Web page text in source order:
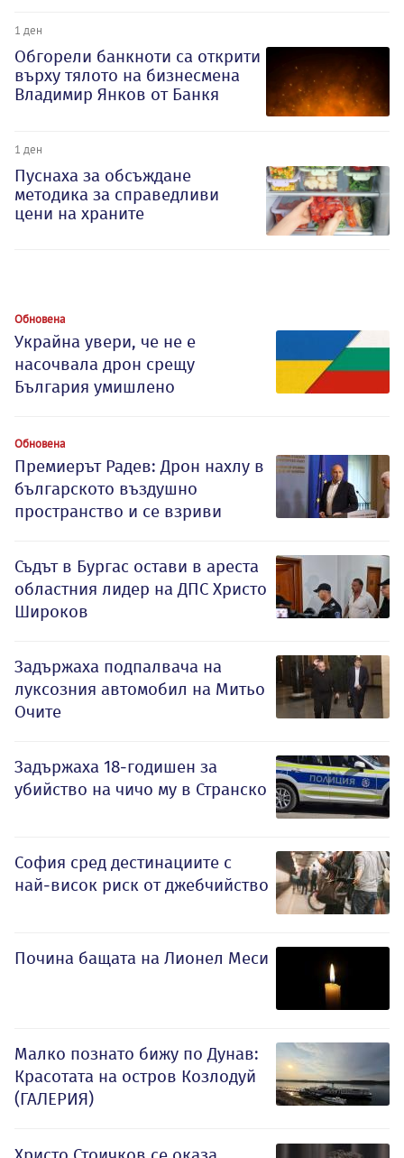
1 ден
Обгорели банкноти са открити
върху тялото на бизнесмена
Владимир Янков от Банкя
1 ден
Пуснаха за обсъждане
методика за справедливи
цени на храните
Обновена
Украйна увери, че не е
насочвала дрон срещу
България умишлено
Обновена
Премиерът Радев: Дрон нахлу в
българското въздушно
пространство и се взриви
Съдът в Бургас остави в ареста
областния лидер на ДПС Христо
Широков
Задържаха подпалвача на
луксозния автомобил на Митьо
Очите
Задържаха 18-годишен за
убийство на чичо му в Странско
София сред дестинациите с
най-висок риск от джебчийство
Почина бащата на Лионел Меси
Малко познато бижу по Дунав:
Красотата на остров Козлодуй
(ГАЛЕРИЯ)